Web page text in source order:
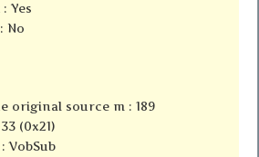
Yes
No
original source m : 189
(0x21)
VobSub